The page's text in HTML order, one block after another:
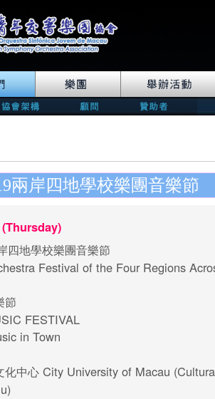
兩岸四地學校樂團音樂節
四地學校樂團音樂節
Festival of the Four Regions
節
FESTIVAL
in Town
化中心 City University of Macau